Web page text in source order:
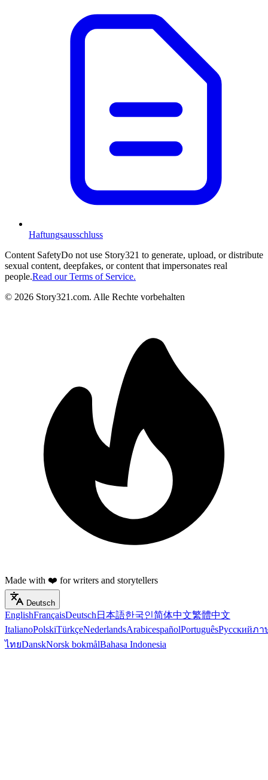
Haftungsausschluss
Content SafetyDo not use Story321 to generate, upload, or distribute
sexual content, deepfakes, or content that impersonates real
people.Read our Terms of Service.
© 2026 Story321.com. Alle Rechte vorbehalten
Made with ❤️ for writers and storytellers
Deutsch
EnglishFrançaisDeutsch 日本語한국인简体中文繁體中文
ItalianoPolskiTürkçeNederlandsArabicespañolPortuguêsРусскийภา
ไทยDanskNorsk bokmålBahasa Indonesia